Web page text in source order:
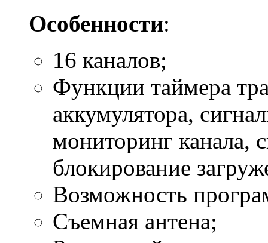
Особенности:
16 каналов;
Функции таймера
аккумулятора,
мониторинг канала,
блокирование
Возможность
Съемная антена;